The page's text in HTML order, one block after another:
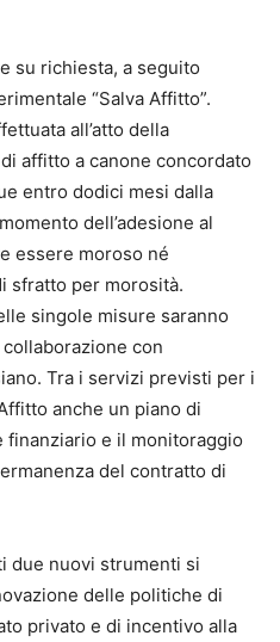
su richiesta, a seguito
“Salva Affitto”.
all’atto della
affitto a canone concordato
entro dodici mesi dalla
dell’adesione al
essere moroso né
sfratto per morosità.
singole misure saranno
con
Tra i servizi previsti per i
anche un piano di
finanziario e il monitoraggio
del contratto di
due nuovi strumenti si
delle politiche di
privato e di incentivo alla